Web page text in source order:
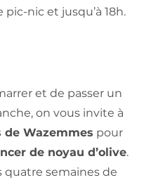
nic et jusqu’à 18h.
et de passer un
on vous invite à
de Wazemmes pour
de noyau d’olive.
quatre semaines de